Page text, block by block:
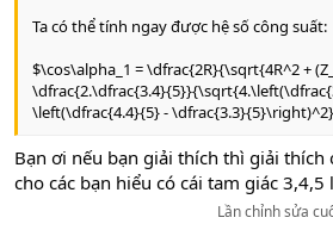
Ta có thể tính ngay được hệ số công suất:
$\cos\alpha_1 = \dfrac{2R}{\sqrt{4R^2 +
\left(\dfrac{4.4}{5} -
Bạn ơi nếu bạn giải thích thì giải thích
cho các bạn hiểu có cái tam giác 3,4,5
Lần chỉnh sửa